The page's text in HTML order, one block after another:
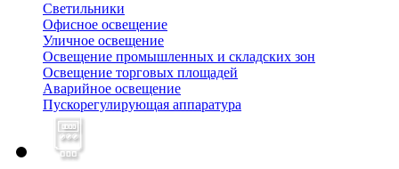
Светильники
Офисное освещение
Уличное освещение
Освещение промышленных и складских зон
Освещение торговых площадей
Аварийное освещение
Пускорегулирующая аппаратура